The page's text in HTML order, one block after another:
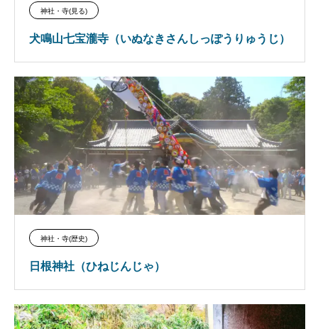
神社・寺(見る)
犬鳴山七宝瀧寺（いぬなきさんしっぽうりゅうじ）
神社・寺(歴史)
日根神社（ひねじんじゃ）